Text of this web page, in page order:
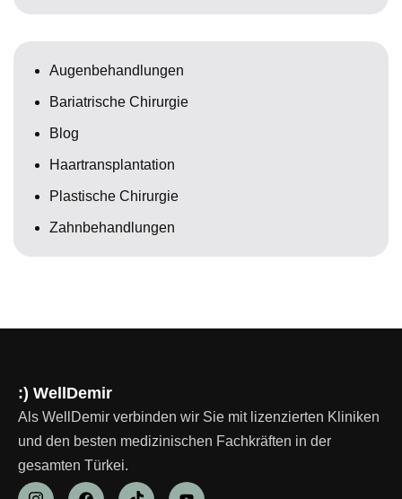
Augenbehandlungen
Bariatrische Chirurgie
Blog
Haartransplantation
Plastische Chirurgie
Zahnbehandlungen
:) WellDemir
Als WellDemir verbinden wir Sie mit lizenzierten Kliniken
und den besten medizinischen Fachkräften in der
gesamten Türkei.